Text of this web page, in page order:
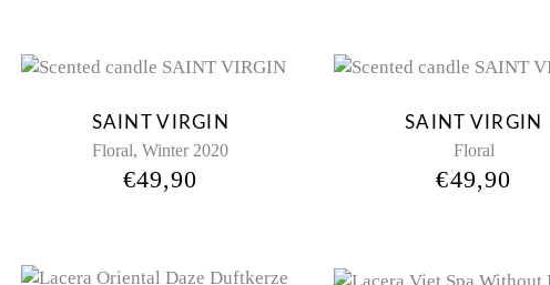
SAINT VIRGIN
Floral,Winter 2020
€49,90
SAINT VIRGIN
Floral
€49,90